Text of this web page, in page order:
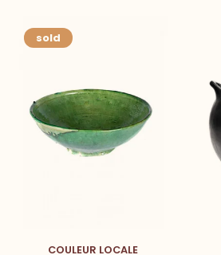
sold
COULEUR LOCALE